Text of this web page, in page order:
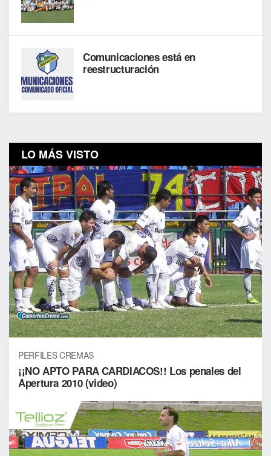
Comunicaciones está en
reestructuración
LO MÁS VISTO
PERFILES CREMAS
¡¡NO APTO PARA CARDIACOS!! Los penales del
Apertura 2010 (video)